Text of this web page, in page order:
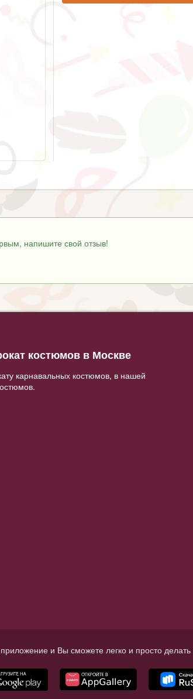
напишите свой отзыв!
костюмов в Москве
карнавальных костюмов, в нашей
и Вы сможете легко и просто делать